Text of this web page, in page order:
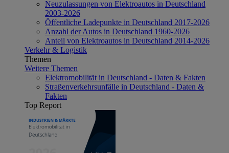
Neuzulassungen von Elektroautos in Deutschland
2003-2026
Öffentliche Ladepunkte in Deutschland 2017-2026
Anzahl der Autos in Deutschland 1960-2026
Anteil von Elektroautos in Deutschland 2014-2026
Verkehr & Logistik
Themen
Weitere Themen
Elektromobilität in Deutschland - Daten & Fakten
Straßenverkehrsunfälle in Deutschland - Daten &
Fakten
Top Report